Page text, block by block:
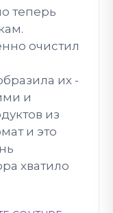
теперь
очистил
их -
и
из
и это
хватило